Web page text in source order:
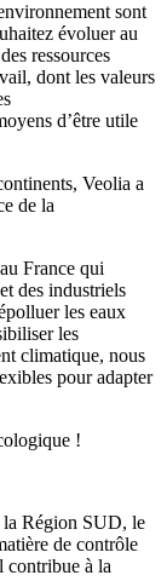
sont
évoluer au
ressources
dont les valeurs
d’être utile
Veolia a
de la
France qui
des industriels
les eaux
les
climatique, nous
pour adapter
!
la Région SUD, le
de contrôle
contribue à la